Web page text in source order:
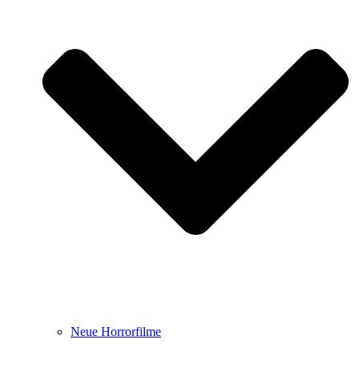
Neue Horrorfilme